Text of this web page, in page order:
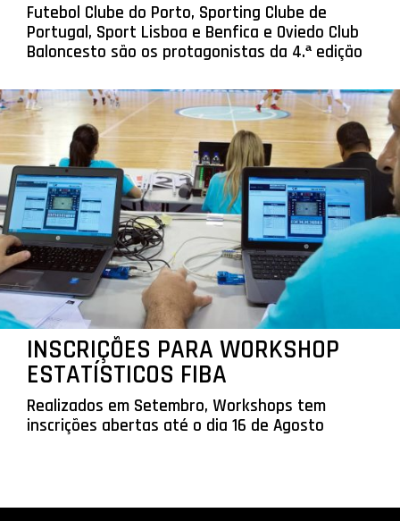
Futebol Clube do Porto, Sporting Clube de
Portugal, Sport Lisboa e Benfica e Oviedo Club
Baloncesto são os protagonistas da 4.ª edição
INSCRIÇÕES PARA WORKSHOP
ESTATÍSTICOS FIBA
Realizados em Setembro, Workshops tem
inscrições abertas até o dia 16 de Agosto